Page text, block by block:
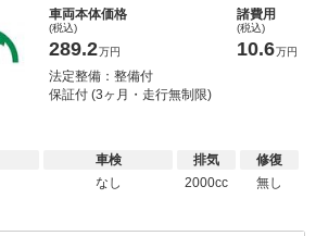
車両本体価格
(税込)
289.2万円
諸費用
(税込)
10.6万円
法定整備：整備付
保証付 (3ヶ月・走行無制限)
車検
なし
排気
2000cc
修復
無し